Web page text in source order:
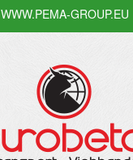
WWW.PEMA-GROUP.EU